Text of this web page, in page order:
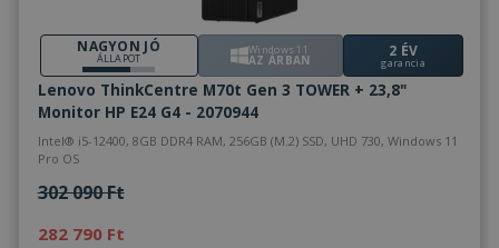
NAGYON JÓ
ÁLLAPOT
Windows 11
AZ ÁRBAN 2 ÉV
garancia
Lenovo ThinkCentre M70t Gen 3 TOWER + 23,8"
Monitor HP E24 G4 - 2070944
Intel® i5-12400, 8GB DDR4 RAM, 256GB (M.2) SSD, UHD 730, Windows 11
Pro OS
302 090 Ft
282 790 Ft